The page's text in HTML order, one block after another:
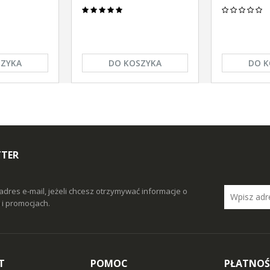
DO KOSZYKA DO
e-mail, jeżeli chcesz otrzymywać informacje o
promocjach.
POMOC